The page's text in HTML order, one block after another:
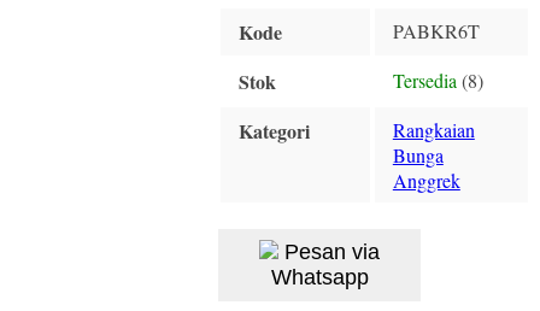
Kode PABKR6T
Stok Tersedia (8)
Kategori
Rangkaian
Bunga
Anggrek
Pesan via
Whatsapp